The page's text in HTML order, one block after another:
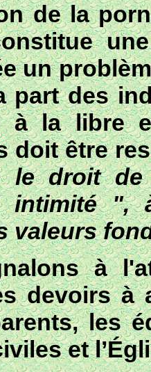
de la
un
part des
à la libre
doit être
le droit
intimité ",
valeurs
à
devoirs
,les
et